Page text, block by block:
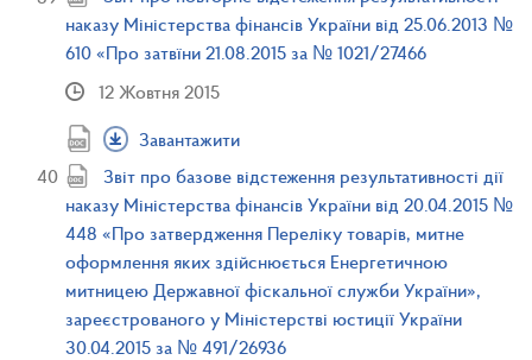
наказу Міністерства фінансів України від 25.06.2013 №
610 «Про затвїни 21.08.2015 за № 1021/27466
12 Жовтня 2015
Завантажити
Звіт про базове відстеження результативності дії
наказу Міністерства фінансів України від 20.04.2015 №
448 «Про затвердження Переліку товарів, митне
оформлення яких здійснюється Енергетичною
митницею Державної фіскальної служби України»,
зареєстрованого у Міністерстві юстиції України
30.04.2015 за № 491/26936